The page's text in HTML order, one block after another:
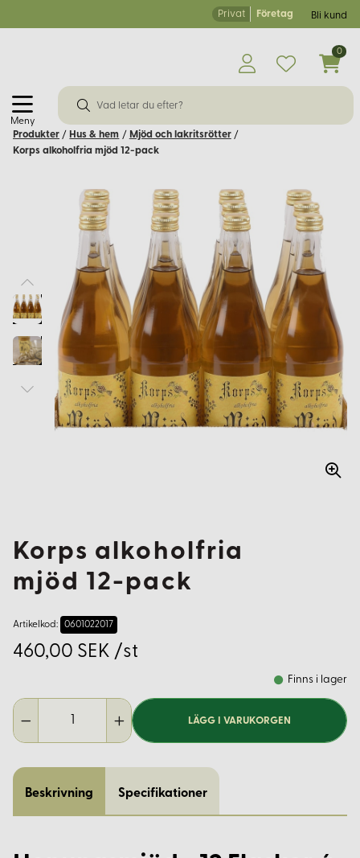
Privat Företag Bli kund
Meny
0
Produkter / Hus & hem / Mjöd och lakritsrötter /
Korps alkoholfria mjöd 12-pack
Korps alkoholfria
mjöd 12-pack
Artikelkod: 0601022017
460,00 SEK /st
Finns i lager
LÄGG I VARUKORGEN
Beskrivning Specifikationer